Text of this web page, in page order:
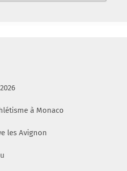
à Monaco
les Avignon